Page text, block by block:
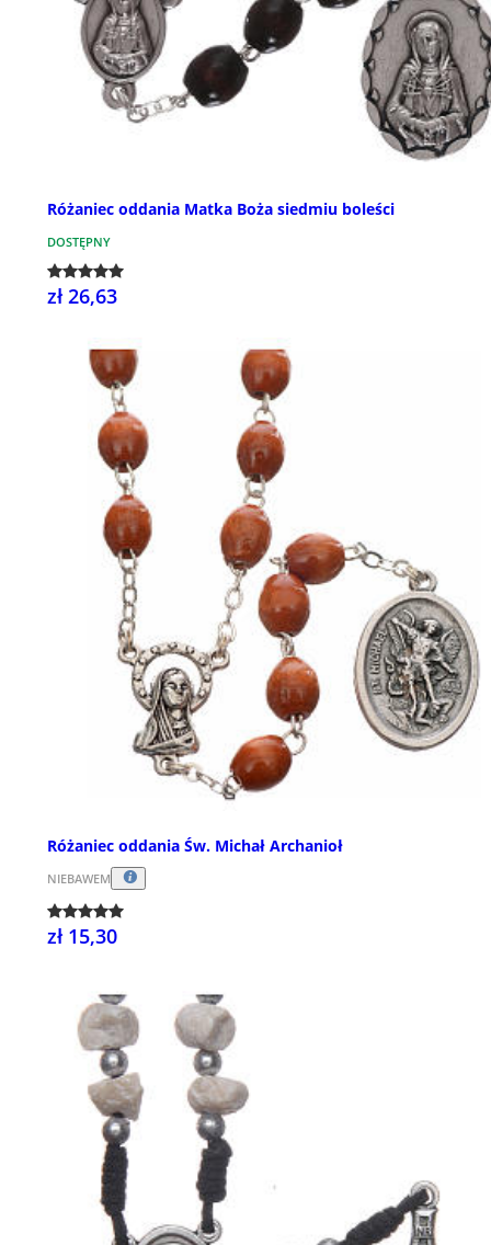
Różaniec oddania Matka Boża siedmiu boleści
DOSTĘPNY
zł 26,63
Różaniec oddania Św. Michał Archanioł
NIEBAWEM
zł 15,30